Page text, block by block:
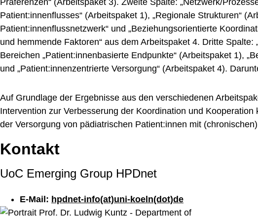
Auf Grundlage der Ergebnisse aus den verschiedenen
Intervention zur Verbesserung der Koordination und
der Versorgung von pädiatrischen Patient:innen mit
Kontakt
UoC Emerging Group HPDnet
E-Mail: hpdnet-info(at)uni-koeln(dot)de